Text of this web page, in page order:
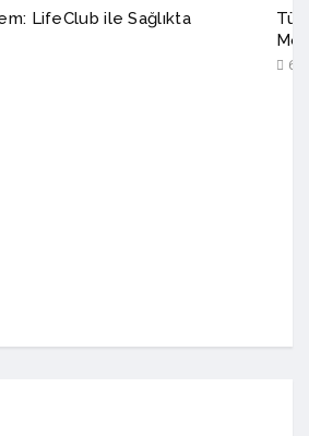
LifeClub ile Sağlıkta
6